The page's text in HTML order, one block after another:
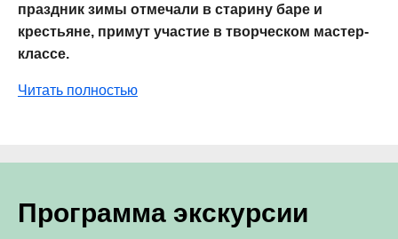
праздник зимы отмечали в старину баре и
крестьяне, примут участие в творческом мастер-
классе.
Читать полностью
Программа экскурсии